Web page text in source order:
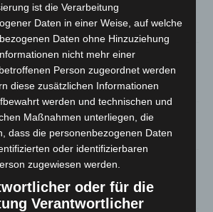
bei Bagger-Unfall auf Baustelle
Umbau in Langenhagen
von „Archetyp Market“ erhoben
166 Trunkenheitsfahrten bei
ist die Verarbeitung
Daten in einer Weise, auf welche
Daten ohne Hinzuziehung
nicht mehr einer
Person zugeordnet werden
diese zusätzlichen Informationen
werden und technischen und
Maßnahmen unterliegen, die
dass die personenbezogenen Daten
oder identifizierbaren
zugewiesen werden.
oder für die
Verantwortlicher